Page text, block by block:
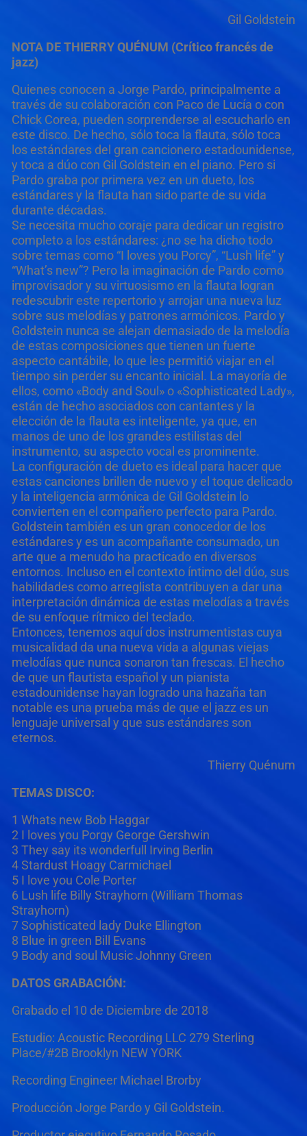
Gil Goldstein
NOTA DE THIERRY QUÉNUM (Crítico francés de
jazz)
Quienes conocen a Jorge Pardo, principalmente a
través de su colaboración con Paco de Lucía o con
Chick Corea, pueden sorprenderse al escucharlo en
este disco. De hecho, sólo toca la flauta, sólo toca
los estándares del gran cancionero estadounidense,
y toca a dúo con Gil Goldstein en el piano. Pero si
Pardo graba por primera vez en un dueto, los
estándares y la flauta han sido parte de su vida
durante décadas.
Se necesita mucho coraje para dedicar un registro
completo a los estándares: ¿no se ha dicho todo
sobre temas como “I loves you Porcy”, “Lush life” y
“What’s new”? Pero la imaginación de Pardo como
improvisador y su virtuosismo en la flauta logran
redescubrir este repertorio y arrojar una nueva luz
sobre sus melodías y patrones armónicos. Pardo y
Goldstein nunca se alejan demasiado de la melodía
de estas composiciones que tienen un fuerte
aspecto cantábile, lo que les permitió viajar en el
tiempo sin perder su encanto inicial. La mayoría de
ellos, como «Body and Soul» o «Sophisticated Lady»,
están de hecho asociados con cantantes y la
elección de la flauta es inteligente, ya que, en
manos de uno de los grandes estilistas del
instrumento, su aspecto vocal es prominente.
La configuración de dueto es ideal para hacer que
estas canciones brillen de nuevo y el toque delicado
y la inteligencia armónica de Gil Goldstein lo
convierten en el compañero perfecto para Pardo.
Goldstein también es un gran conocedor de los
estándares y es un acompañante consumado, un
arte que a menudo ha practicado en diversos
entornos. Incluso en el contexto íntimo del dúo, sus
habilidades como arreglista contribuyen a dar una
interpretación dinámica de estas melodías a través
de su enfoque rítmico del teclado.
Entonces, tenemos aquí dos instrumentistas cuya
musicalidad da una nueva vida a algunas viejas
melodías que nunca sonaron tan frescas. El hecho
de que un flautista español y un pianista
estadounidense hayan logrado una hazaña tan
notable es una prueba más de que el jazz es un
lenguaje universal y que sus estándares son
eternos.
Thierry Quénum
TEMAS DISCO:
1 Whats new Bob Haggar
2 I loves you Porgy George Gershwin
3 They say its wonderfull Irving Berlin
4 Stardust Hoagy Carmichael
5 I love you Cole Porter
6 Lush life Billy Strayhorn (William Thomas
Strayhorn)
7 Sophisticated lady Duke Ellington
8 Blue in green Bill Evans
9 Body and soul Music Johnny Green
DATOS GRABACIÓN:
Grabado el 10 de Diciembre de 2018
Estudio: Acoustic Recording LLC 279 Sterling
Place/#2B Brooklyn NEW YORK
Recording Engineer Michael Brorby
Producción Jorge Pardo y Gil Goldstein.